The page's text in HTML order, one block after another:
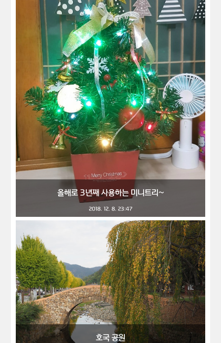
올해로 3년째 사용하는 미니트리~
2018. 12. 8. 23:47
호국 공원